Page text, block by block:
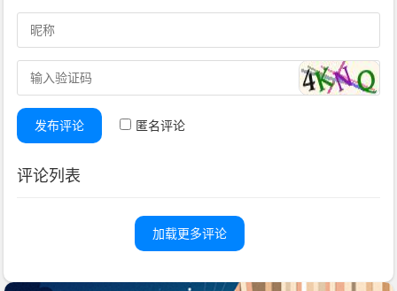
发布评论 匿名评论
评论列表
加载更多评论